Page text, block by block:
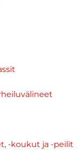
-koukut ja -peilit